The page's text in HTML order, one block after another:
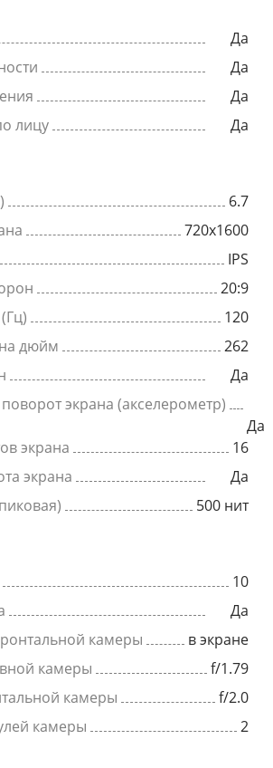
Да
Да
Да
лицу
Да
6.7
720x1600
IPS
20:9
120
дюйм
262
Да
экрана (акселерометр)
Да
экрана
16
экрана
Да
500 нит
10
Да
камеры
в экране
камеры
f/1.79
камеры
f/2.0
камеры
2